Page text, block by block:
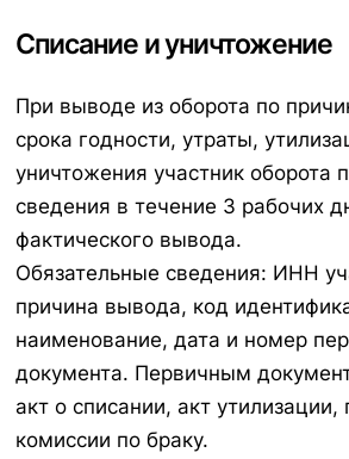
Списание и уничтожение
При выводе из оборота по
срока годности, утраты,
уничтожения участник оборота
сведения в течение 3 рабочих
фактического вывода.
Обязательные сведения: ИНН
причина вывода, код
наименование, дата и номер
документа. Первичным
акт о списании, акт утилизации,
комиссии по браку.